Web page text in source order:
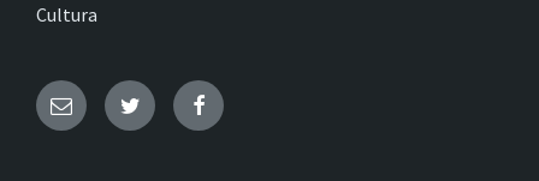
Cultura